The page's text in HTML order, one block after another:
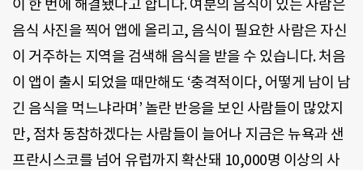
이 한 번에 해결됐다고 합니다. 여분의 음식이 있는 사람은
음식 사진을 찍어 앱에 올리고, 음식이 필요한 사람은 자신
이 거주하는 지역을 검색해 음식을 받을 수 있습니다. 처음
이 앱이 출시 되었을 때만해도 ‘충격적이다, 어떻게 남이 남
긴 음식을 먹느냐라며’ 놀란 반응을 보인 사람들이 많았지
만, 점차 동참하겠다는 사람들이 늘어나 지금은 뉴욕과 샌
프란시스코를 넘어 유럽까지 확산돼 10,000명 이상의 사